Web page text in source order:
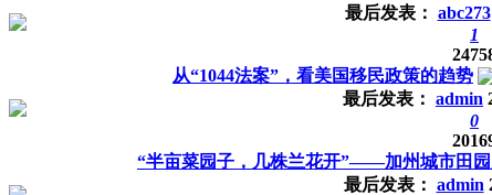
最后发表： abc273
1
从“1044法案”，看美国移民政策的趋势
最后发表： admin
0
“半亩菜园子，几株兰花开”——加州城市田
最后发表： admin